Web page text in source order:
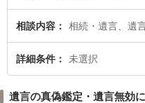
る守口市内の弁護士に相談予約し
です。
相談内容 相続・遺言、遺
詳細条件 未選択
遺言の真偽鑑定・遺言無効